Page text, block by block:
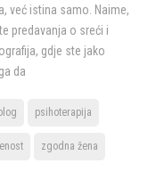
već istina samo. Naime,
predavanja o sreći i
gdje ste jako
da
psihoterapija
zgodna žena